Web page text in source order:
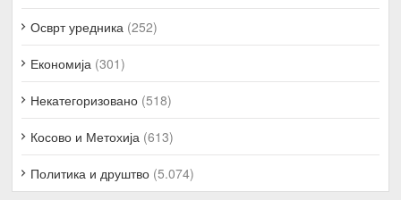
Осврт уредника (252)
Економија (301)
Некатегоризовано (518)
Косово и Метохија (613)
Политика и друштво (5.074)